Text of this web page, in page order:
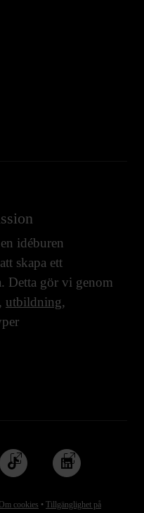
idéburen
skapa ett
Detta gör vi genom
, utbildning,
cookies • Tillgänglighet på
Följ
oss
TikTok
Följ
oss
Linkedin